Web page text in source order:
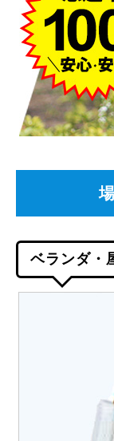
ベランダ・